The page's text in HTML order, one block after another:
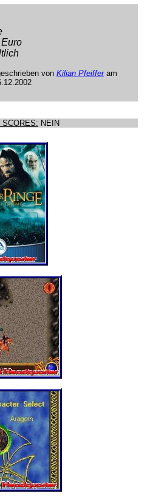
von Kilian Pfeifferam
NEIN